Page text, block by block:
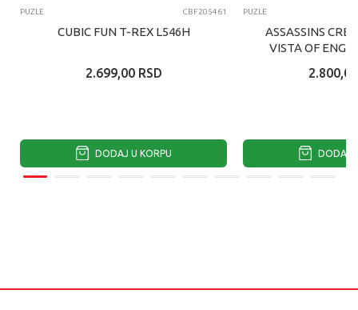
PUZLE CBF205461
CUBIC FUN T-REX L546H
2.699,00 RSD
DODAJ U KORPU
PUZLE
ASSASSINS
VISTA OF
2.800,00
DODAJ